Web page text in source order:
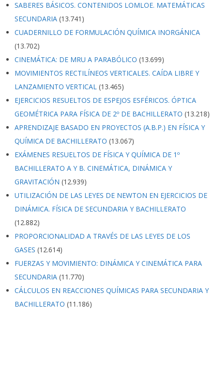
SABERES BÁSICOS. CONTENIDOS LOMLOE. MATEMÁTICAS
SECUNDARIA (13.741)
CUADERNILLO DE FORMULACIÓN QUÍMICA INORGÁNICA
(13.702)
CINEMÁTICA: DE MRU A PARABÓLICO (13.699)
MOVIMIENTOS RECTILÍNEOS VERTICALES. CAÍDA LIBRE Y
LANZAMIENTO VERTICAL (13.465)
EJERCICIOS RESUELTOS DE ESPEJOS ESFÉRICOS. ÓPTICA
GEOMÉTRICA PARA FÍSICA DE 2º DE BACHILLERATO (13.218)
APRENDIZAJE BASADO EN PROYECTOS (A.B.P.) EN FÍSICA Y
QUÍMICA DE BACHILLERATO (13.067)
EXÁMENES RESUELTOS DE FÍSICA Y QUÍMICA DE 1º
BACHILLERATO A Y B. CINEMÁTICA, DINÁMICA Y
GRAVITACIÓN (12.939)
UTILIZACIÓN DE LAS LEYES DE NEWTON EN EJERCICIOS DE
DINÁMICA. FÍSICA DE SECUNDARIA Y BACHILLERATO
(12.882)
PROPORCIONALIDAD A TRAVÉS DE LAS LEYES DE LOS
GASES (12.614)
FUERZAS Y MOVIMIENTO: DINÁMICA Y CINEMÁTICA PARA
SECUNDARIA (11.770)
CÁLCULOS EN REACCIONES QUÍMICAS PARA SECUNDARIA Y
BACHILLERATO (11.186)